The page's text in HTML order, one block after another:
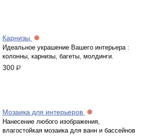
Карнизы
Идеальное украшение Вашего интерьера :
колонны, карнизы, багеты, молдинги.
300 р.
Мозаика для интерьеров
Нанесение любого изображения,
влагостойкая мозаика для ванн и бассейнов